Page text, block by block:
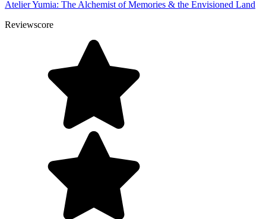
Atelier Yumia: The Alchemist of Memories & the Envisioned Land
Reviewscore